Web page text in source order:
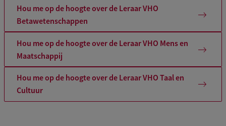
Hou me op de hoogte over de Leraar VHO
Betawetenschappen
Hou me op de hoogte over de Leraar VHO Mens en
Maatschappij
Hou me op de hoogte over de Leraar VHO Taal en
Cultuur